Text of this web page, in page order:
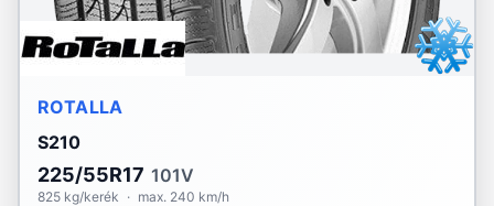
ROTALLA
S210
225/55R17 101V
825 kg/kerék · max. 240 km/h